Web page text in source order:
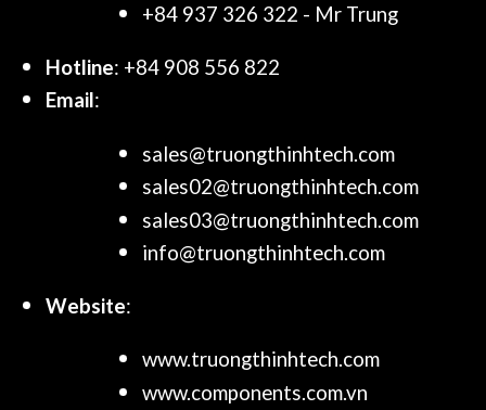
+84 937 326 322 - Mr Trung
Hotline: +84 908 556 822
Email:
sales@truongthinhtech.com
sales02@truongthinhtech.com
sales03@truongthinhtech.com
info@truongthinhtech.com
Website:
www.truongthinhtech.com
www.components.com.vn